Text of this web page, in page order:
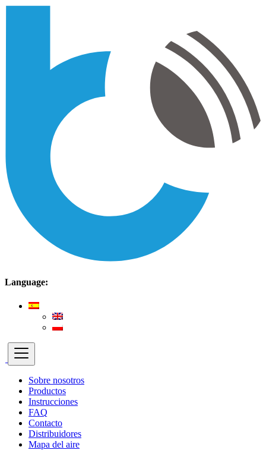
Language:
Sobre nosotros
Productos
Instrucciones
FAQ
Contacto
Distribuidores
Mapa del aire